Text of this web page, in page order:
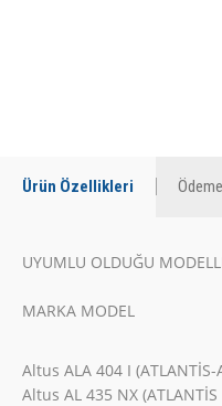
Ürün Özellikleri
UYUMLU OLDUĞU
MARKA MODEL
Altus ALA 404 I (ATLANTİS-
Altus AL 435 NX